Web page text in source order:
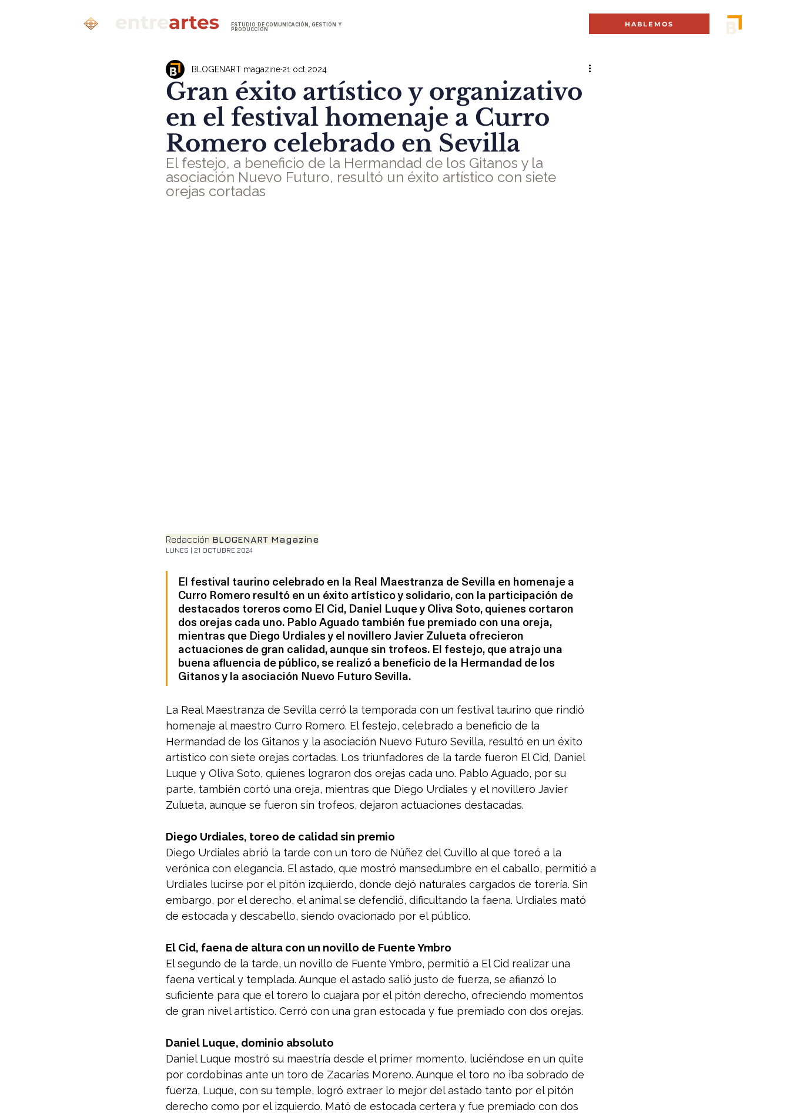
ESTUDIO DE COMUNICACIÓN, GESTIÓN Y
PRODUCCIÓN
HABLEMOS
Gran éxito artístico y organizativo
en el festival homenaje a Curro
Romero celebrado en Sevilla
BLOGENART magazine 21 oct 2024
El festejo, a beneficio de la Hermandad de los Gitanos y la
asociación Nuevo Futuro, resultó un éxito artístico con siete
orejas cortadas
Redacción BLOGENART Magazine
LUNES | 21 OCTUBRE 2024
El festival taurino celebrado en la Real Maestranza de Sevilla en homenaje a
Curro Romero resultó en un éxito artístico y solidario, con la participación de
destacados toreros como El Cid, Daniel Luque y Oliva Soto, quienes cortaron
dos orejas cada uno. Pablo Aguado también fue premiado con una oreja,
mientras que Diego Urdiales y el novillero Javier Zulueta ofrecieron
actuaciones de gran calidad, aunque sin trofeos. El festejo, que atrajo una
buena afluencia de público, se realizó a beneficio de la Hermandad de los
Gitanos y la asociación Nuevo Futuro Sevilla.
La Real Maestranza de Sevilla cerró la temporada con un festival taurino que rindió
homenaje al maestro Curro Romero. El festejo, celebrado a beneficio de la
Hermandad de los Gitanos y la asociación Nuevo Futuro Sevilla, resultó en un éxito
artístico con siete orejas cortadas. Los triunfadores de la tarde fueron El Cid, Daniel
Luque y Oliva Soto, quienes lograron dos orejas cada uno. Pablo Aguado, por su
parte, también cortó una oreja, mientras que Diego Urdiales y el novillero Javier
Zulueta, aunque se fueron sin trofeos, dejaron actuaciones destacadas.
Diego Urdiales, toreo de calidad sin premio
Diego Urdiales abrió la tarde con un toro de Núñez del Cuvillo al que toreó a la
verónica con elegancia. El astado, que mostró mansedumbre en el caballo, permitió a
Urdiales lucirse por el pitón izquierdo, donde dejó naturales cargados de torería. Sin
embargo, por el derecho, el animal se defendió, dificultando la faena. Urdiales mató
de estocada y descabello, siendo ovacionado por el público.
El Cid, faena de altura con un novillo de Fuente Ymbro
El segundo de la tarde, un novillo de Fuente Ymbro, permitió a El Cid realizar una
faena vertical y templada. Aunque el astado salió justo de fuerza, se afianzó lo
suficiente para que el torero lo cuajara por el pitón derecho, ofreciendo momentos
de gran nivel artístico. Cerró con una gran estocada y fue premiado con dos orejas.
Daniel Luque, dominio absoluto
Daniel Luque mostró su maestría desde el primer momento, luciéndose en un quite
por cordobinas ante un toro de Zacarías Moreno. Aunque el toro no iba sobrado de
fuerza, Luque, con su temple, logró extraer lo mejor del astado tanto por el pitón
derecho como por el izquierdo. Mató de estocada certera y fue premiado con dos